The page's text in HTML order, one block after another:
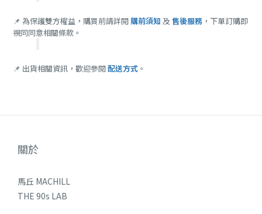
📌 為保護雙方權益，購買前請詳閱購前須知 及 售後服務 ，下單訂購即
視同同意相關條款。
📌 出貨相關資訊，歡迎參閱配送方式 。
關於
馬丘 MACHILL
THE 90s LAB